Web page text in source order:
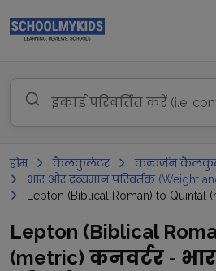
होम कैलकुलेटर
कन्वर्जन
भार और द्रव्यमान परिवर्तक (Weight
Lepton (Biblical Roman) to Quintal
Lepton (Biblical
(metric) कनवर्टर -